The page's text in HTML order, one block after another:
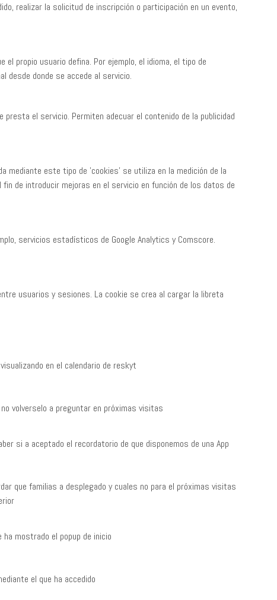
realizar la solicitud de inscripción o participación en un evento,
propio usuario defina. Por ejemplo, el idioma, el tipo de
desde donde se accede al servicio.
el servicio. Permiten adecuar el contenido de la publicidad
mediante este tipo de 'cookies' se utiliza en la medición de la
de introducir mejoras en el servicio en función de los datos de
servicios estadísticos de Google Analytics y Comscore.
usuarios y sesiones. La cookie se crea al cargar la libreta
en el calendario de reskyt
volverselo a preguntar en próximas visitas
si a aceptado el recordatorio de que disponemos de una App
que familias a desplegado y cuales no para el próximas visitas
mostrado el popup de inicio
el que ha accedido